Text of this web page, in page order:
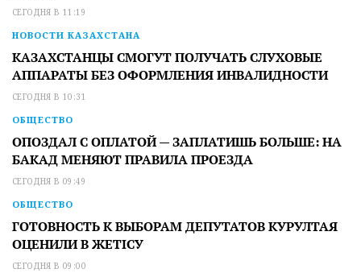
СЕГОДНЯ В 11:19
НОВОСТИ КАЗАХСТАНА
КАЗАХСТАНЦЫ СМОГУТ ПОЛУЧАТЬ СЛУХОВЫЕ
АППАРАТЫ БЕЗ ОФОРМЛЕНИЯ ИНВАЛИДНОСТИ
СЕГОДНЯ В 10:31
ОБЩЕСТВО
ОПОЗДАЛ С ОПЛАТОЙ — ЗАПЛАТИШЬ БОЛЬШЕ: НА
БАКАД МЕНЯЮТ ПРАВИЛА ПРОЕЗДА
СЕГОДНЯ В 09:49
ОБЩЕСТВО
ГОТОВНОСТЬ К ВЫБОРАМ ДЕПУТАТОВ КУРУЛТАЯ
ОЦЕНИЛИ В ЖЕТІСУ
СЕГОДНЯ В 09:00